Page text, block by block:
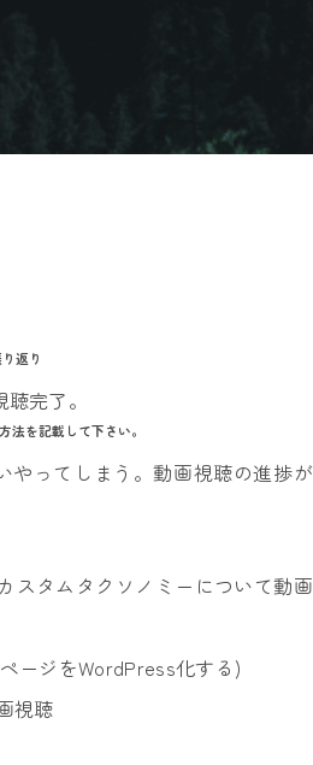
返り
完了。
を記載して下さい。
やってしまう。動画視聴の進捗が
スタムタクソノミーについて動画
ージをWordPress化する)
視聴